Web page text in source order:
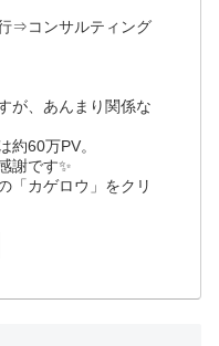
⇒コンサルティング
が、あんまり関係な
約60万PV。
謝です✨
「カゲロウ」をクリ